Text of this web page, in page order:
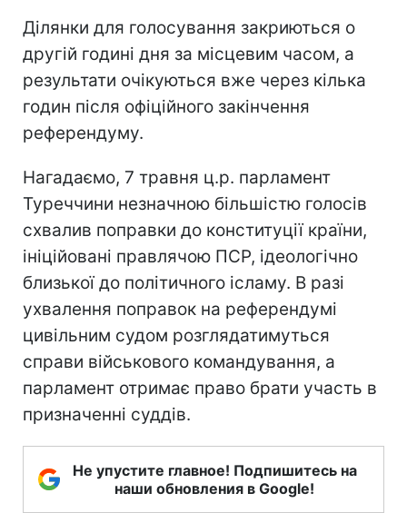
Ділянки для голосування закриються о
другій годині дня за місцевим часом, а
результати очікуються вже через кілька
годин після офіційного закінчення
референдуму.
Нагадаємо, 7 травня ц.р. парламент
Туреччини незначною більшістю голосів
схвалив поправки до конституції країни,
ініційовані правлячою ПСР, ідеологічно
близької до політичного ісламу. В разі
ухвалення поправок на референдумі
цивільним судом розглядатимуться
справи військового командування, а
парламент отримає право брати участь в
призначенні суддів.
Не упустите главное! Подпишитесь на
наши обновления в Google!